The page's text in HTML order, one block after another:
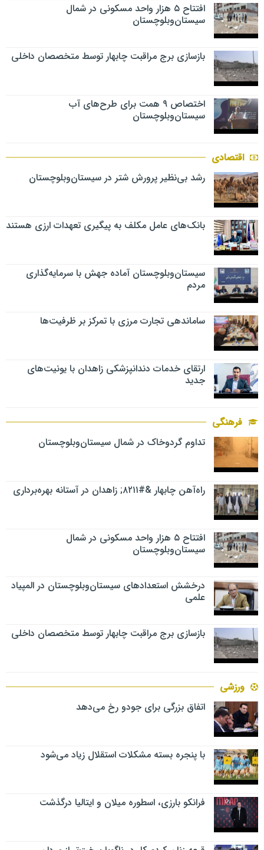
افتتاح ۵ هزار واحد مسکونی در شمال
سیستان‌وبلوچستان
بازسازی برج مراقبت چابهار توسط متخصصان داخلی
اختصاص ۹ همت برای طرح‌های آب
سیستان‌وبلوچستان
اقتصادی
رشد بی‌نظیر پرورش شتر در سیستان‌وبلوچستان
بانک‌های عامل مکلف به پیگیری تعهدات ارزی هستند
سیستان‌وبلوچستان آماده جهش با سرمایه‌گذاری
مردم
ساماندهی تجارت مرزی با تمرکز بر ظرفیت‌ها
ارتقای خدمات دندانپزشکی زاهدان با یونیت‌های
جدید
فرهنگی
تداوم گردوخاک در شمال سیستان‌وبلوچستان
راه‌آهن چابهار &#۸۲۱۱; زاهدان در آستانه بهره‌برداری
افتتاح ۵ هزار واحد مسکونی در شمال
سیستان‌وبلوچستان
درخشش استعدادهای سیستان‌وبلوچستان در المپیاد
علمی
بازسازی برج مراقبت چابهار توسط متخصصان داخلی
ورزشی
اتفاق بزرگی برای جودو رخ می‌دهد
با پنجره بسته مشکلات استقلال زیاد می‌شود
فرانکو بارزی، اسطوره میلان و ایتالیا درگذشت